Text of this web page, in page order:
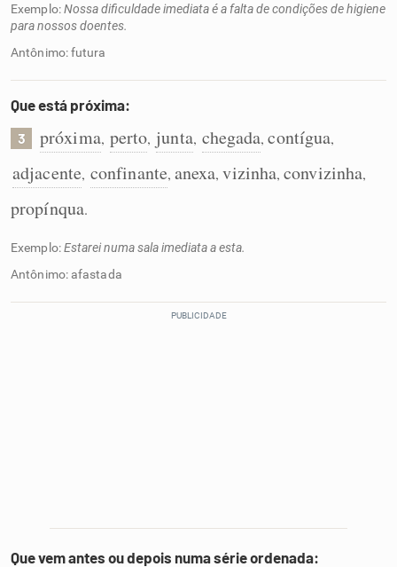
Dicionário
Sinônimos
Exemplo:Nossa dificuldade imediata é a falta de condições de higiene
para nossos doentes.
Antônimo: futura
Que está próxima:
3 próxima, perto, junta, chegada,contígua,
adjacente, confinante, anexa,vizinha,convizinha,
propínqua.
Exemplo:Estarei numa sala imediata a esta.
Antônimo: afastada
Que vem antes ou depois numa série ordenada: